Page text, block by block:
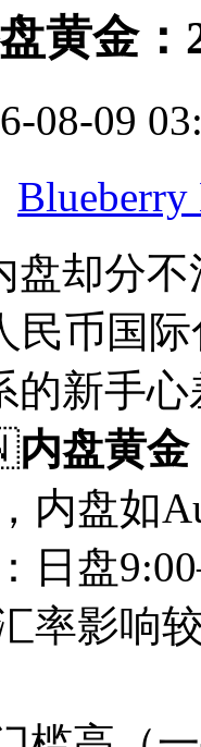
黄金
08-09
却分不
民币国
的新手
内盘黄金
内盘如
日盘
率影响